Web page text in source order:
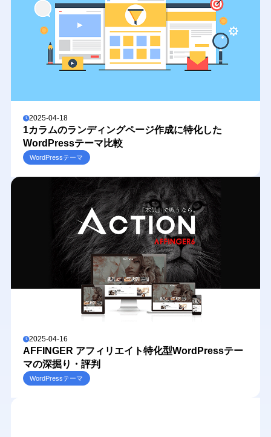
2025-04-18
1カラムのランディングページ作成に特化した
WordPressテーマ比較
WordPressテーマ
2025-04-16
AFFINGER アフィリエイト特化型WordPressテー
マの深掘り・評判
WordPressテーマ